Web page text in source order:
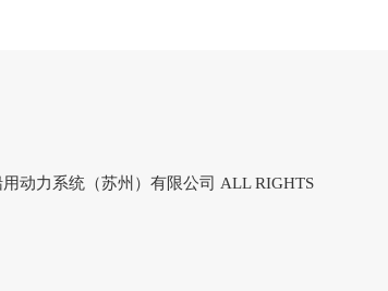
动力系统（苏州）有限公司 ALL RIGHTS